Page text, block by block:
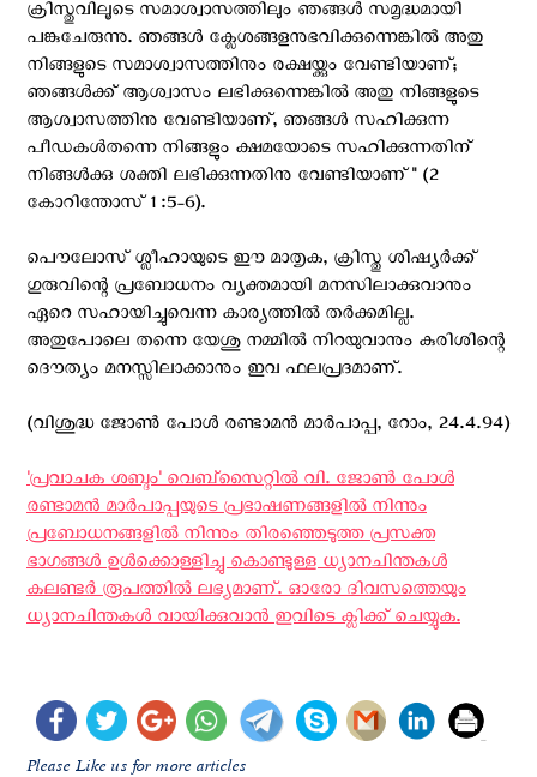
ക്രിസ്തുവിലൂടെ സമാശ്വാസത്തിലും ഞങ്ങള്‍ സമൃദ്ധമായി
പങ്കുചേരുന്നു. ഞങ്ങള്‍ ക്ലേശങ്ങളനുഭവിക്കുന്നെങ്കില്‍ അതു
നിങ്ങളുടെ സമാശ്വാസത്തിനും രക്ഷയ്ക്കും വേണ്ടിയാണ്;
ഞങ്ങള്‍ക്ക് ആശ്വാസം ലഭിക്കുന്നെങ്കില്‍ അതു നിങ്ങളുടെ
ആശ്വാസത്തിനു വേണ്ടിയാണ്, ഞങ്ങള്‍ സഹിക്കുന്ന
പീഡകള്‍തന്നെ നിങ്ങളും ക്ഷമയോടെ സഹിക്കുന്നതിന്
നിങ്ങള്‍ക്കു ശക്തി ലഭിക്കുന്നതിനു വേണ്ടിയാണ്" (2
കോറിന്തോസ് 1 :5-6).
പൌലോസ് ശ്ലീഹായുടെ ഈ മാതൃക, ക്രിസ്തു ശിഷ്യർക്ക്
ഗുരുവിന്റെ പ്രബോധനം വ്യക്തമായി മനസിലാക്കുവാനും
ഏറെ സഹായിച്ചുവെന്ന കാര്യത്തില്‍ തര്‍ക്കമില്ല.
അതുപോലെ തന്നെ യേശു നമ്മിൽ നിറയുവാനും കുരിശിന്റെ
ദൌത്യം മനസ്സിലാക്കാനും ഇവ ഫലപ്രദമാണ്.
(വിശുദ്ധ ജോൺ പോള്‍ രണ്ടാമൻ മാർപാപ്പ, റോം, 24.4.94)
'പ്രവാചക ശബ്ദം' വെബ്സൈറ്റില്‍ വി. ജോണ്‍ പോള്‍
രണ്ടാമന്‍ മാര്‍പാപ്പയുടെ പ്രഭാഷണങ്ങളില്‍ നിന്നും
പ്രബോധനങ്ങളില്‍ നിന്നും തിരഞ്ഞെടുത്ത പ്രസക്ത
ഭാഗങ്ങള്‍ ഉള്‍ക്കൊള്ളിച്ചു കൊണ്ടുള്ള ധ്യാനചിന്തകള്‍
കലണ്ടര്‍ രൂപത്തില്‍ ലഭ്യമാണ്. ഓരോ ദിവസത്തെയും
ധ്യാനചിന്തകള്‍ വായിക്കുവാന്‍ ഇവിടെ ക്ലിക്ക് ചെയ്യുക.
Please Like us for more articles